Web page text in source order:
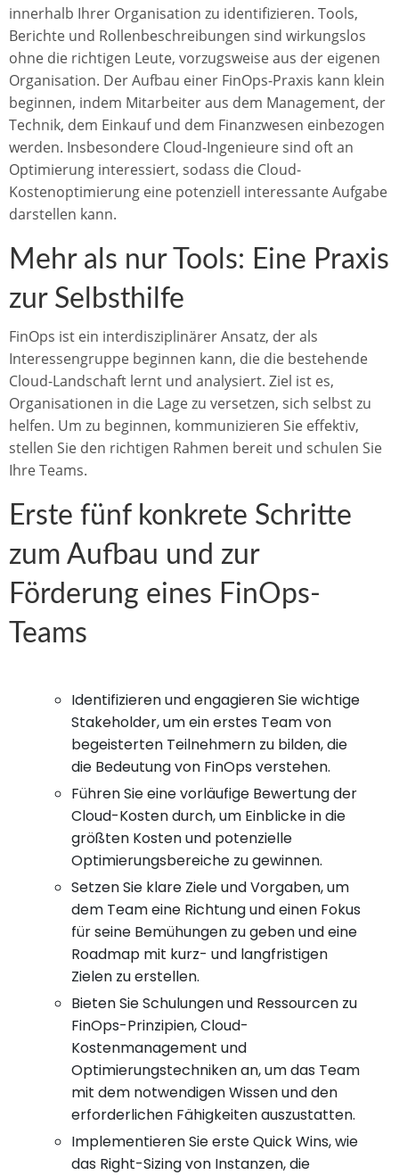
innerhalb Ihrer Organisation zu identifizieren. Tools,
Berichte und Rollenbeschreibungen sind wirkungslos
ohne die richtigen Leute, vorzugsweise aus der eigenen
Organisation. Der Aufbau einer FinOps-Praxis kann klein
beginnen, indem Mitarbeiter aus dem Management, der
Technik, dem Einkauf und dem Finanzwesen einbezogen
werden. Insbesondere Cloud-Ingenieure sind oft an
Optimierung interessiert, sodass die Cloud-
Kostenoptimierung eine potenziell interessante Aufgabe
darstellen kann.
Mehr als nur Tools: Eine Praxis
zur Selbsthilfe
FinOps ist ein interdisziplinärer Ansatz, der als
Interessengruppe beginnen kann, die die bestehende
Cloud-Landschaft lernt und analysiert. Ziel ist es,
Organisationen in die Lage zu versetzen, sich selbst zu
helfen. Um zu beginnen, kommunizieren Sie effektiv,
stellen Sie den richtigen Rahmen bereit und schulen Sie
Ihre Teams.
Erste fünf konkrete Schritte
zum Aufbau und zur
Förderung eines FinOps-
Teams
Identifizieren und engagieren Sie wichtige
Stakeholder, um ein erstes Team von
begeisterten Teilnehmern zu bilden, die
die Bedeutung von FinOps verstehen.
Führen Sie eine vorläufige Bewertung der
Cloud-Kosten durch, um Einblicke in die
größten Kosten und potenzielle
Optimierungsbereiche zu gewinnen.
Setzen Sie klare Ziele und Vorgaben, um
dem Team eine Richtung und einen Fokus
für seine Bemühungen zu geben und eine
Roadmap mit kurz- und langfristigen
Zielen zu erstellen.
Bieten Sie Schulungen und Ressourcen zu
FinOps-Prinzipien, Cloud-
Kostenmanagement und
Optimierungstechniken an, um das Team
mit dem notwendigen Wissen und den
erforderlichen Fähigkeiten auszustatten.
Implementieren Sie erste Quick Wins, wie
das Right-Sizing von Instanzen, die